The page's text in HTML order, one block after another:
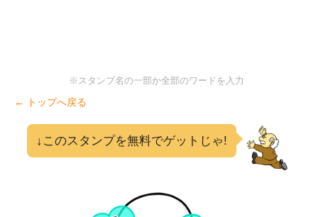
※スタンプ名の一部か全部のワードを入力
← トップへ戻る
↓このスタンプを無料でゲットじゃ!